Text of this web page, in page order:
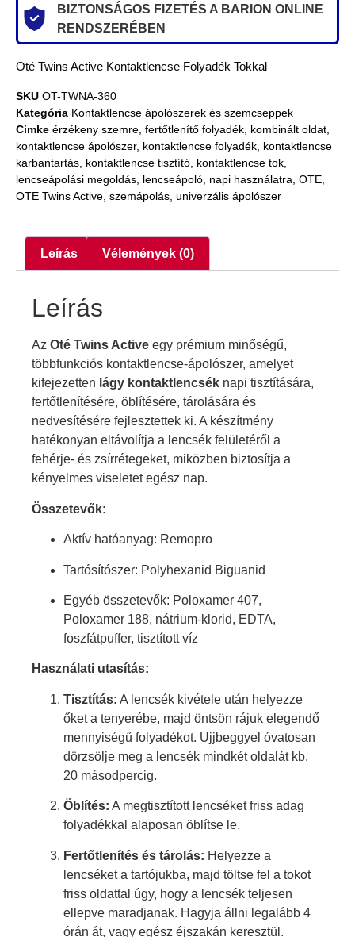
BIZTONSÁGOS FIZETÉS A BARION ONLINE
RENDSZERÉBEN
Oté Twins Active Kontaktlencse Folyadék Tokkal
SKU OT-TWNA-360
Kategória Kontaktlencse ápolószerek és szemcseppek
Cimke érzékeny szemre fertőtlenítő folyadék kombinált oldat
kontaktlencse ápolószer, kontaktlencse folyadék kontaktlencse
karbantartás kontaktlencse tisztító kontaktlencse tok
lencseápolási megoldás lencseápoló napi használatra OTE
OTE Twins Active szemápolás univerzális ápolószer
Leírás Vélemények (0)
Leírás
Az Oté Twins Active egy prémium minőségű,
többfunkciós kontaktlencse-ápolószer, amelyet
kifejezetten lágy kontaktlencsék napi tisztítására,
fertőtlenítésére, öblítésére, tárolására és
nedvesítésére fejlesztettek ki. A készítmény
hatékonyan eltávolítja a lencsék felületéről a
fehérje- és zsírrétegeket, miközben biztosítja a
kényelmes viseletet egész nap.
Összetevők:
Aktív hatóanyag: Remopro
Tartósítószer: Polyhexanid Biguanid
Egyéb összetevők: Poloxamer 407,
Poloxamer 188, nátrium-klorid, EDTA,
foszfátpuffer, tisztított víz
Használati utasítás:
Tisztítás: A lencsék kivétele után helyezze
őket a tenyerébe, majd öntsön rájuk elegendő
mennyiségű folyadékot. Ujjbeggyel óvatosan
dörzsölje meg a lencsék mindkét oldalát kb.
20 másodpercig.
Öblítés: A megtisztított lencséket friss adag
folyadékkal alaposan öblítse le.
Fertőtlenítés és tárolás: Helyezze a
lencséket a tartójukba, majd töltse fel a tokot
friss oldattal úgy, hogy a lencsék teljesen
ellepve maradjanak. Hagyja állni legalább 4
órán át, vagy egész éjszakán keresztül.